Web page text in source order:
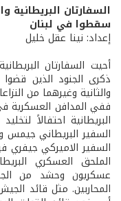
السفارتان
سقطوا في لبنان
إعداد: نينا عقل خليل
أحيت السفارتان
ذكرى الجنود الذين قضوا
والثانية وغيرهما من
ففي المدافن
البريطانية احتفالاً
السفير البريطاني جيمس
السفير الاميركي جيفري
الملحق العسكري
عسكريون وحشد من
المحاربين. مثل قائد